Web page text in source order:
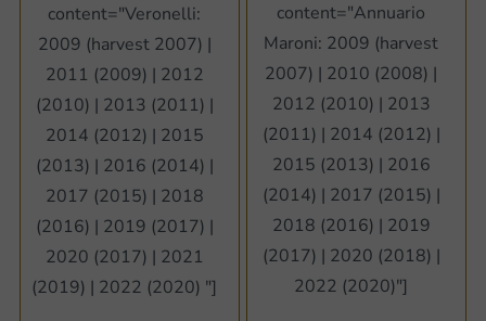
content="Veronelli:
2009 (harvest 2007) |
2011 (2009) | 2012
(2010) | 2013 (2011) |
2014 (2012) | 2015
(2013) | 2016 (2014) |
2017 (2015) | 2018
(2016) | 2019 (2017) |
2020 (2017) | 2021
(2019) | 2022 (2020) "]
content="Annuario
Maroni: 2009 (harvest
2007) | 2010 (2008) |
2012 (2010) | 2013
(2011) | 2014 (2012) |
2015 (2013) | 2016
(2014) | 2017 (2015) |
2018 (2016) | 2019
(2017) | 2020 (2018) |
2022 (2020)"]